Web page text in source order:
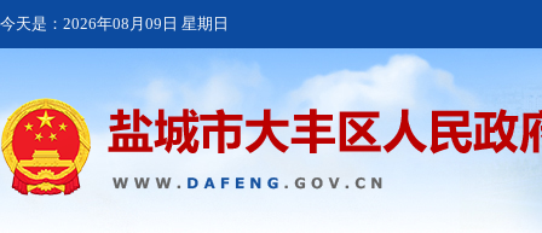
今天是： 2026年08月09日 星期日